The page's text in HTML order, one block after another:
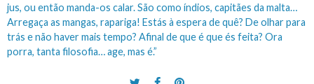
jus, ou então manda-os calar. São como índios, capitães da malta…
Arregaça as mangas, rapariga! Estás à espera de quê? De olhar para
trás e não haver mais tempo? Afinal de que é que és feita? Ora
porra, tanta filosofia… age, mas é.”